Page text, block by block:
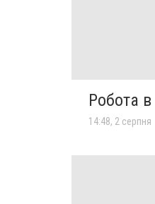
Робота
14:48, 2 серпня